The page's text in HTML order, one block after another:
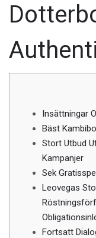
Insättningar
Bäst
Stort Utbud
Kampanjer
Sek
Leovegas
Fortsatt